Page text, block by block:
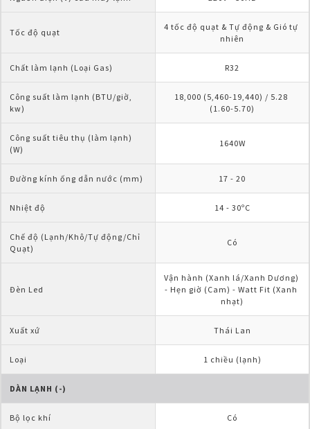
Tốc độ quạt
4 tốc độ quạt & Tự động & Gió tự
nhiên
Chất làm lạnh (Loại Gas) R32
Công suất làm lạnh (BTU/giờ,
kw)
18,000 (5,460-19,440) / 5.28
(1.60-5.70)
Công suất tiêu thụ (làm lạnh)
(W)
1640W
Đường kính ống dẫn nước (mm) 17 - 20
Nhiệt độ 14 - 30ºC
Chế độ (Lạnh/Khô/Tự động/Chỉ
Quạt)
Có
Đèn Led
Vận hành (Xanh lá/Xanh Dương)
- Hẹn giờ (Cam) - Watt Fit (Xanh
nhạt)
Xuất xứ Thái Lan
Loại 1 chiều (lạnh)
DÀN LẠNH (-)
Bộ lọc khí Có